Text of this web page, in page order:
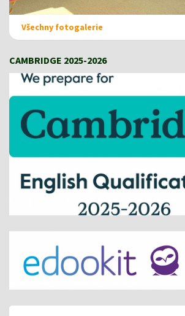
Všechny fotogalerie
CAMBRIDGE 2025-2026